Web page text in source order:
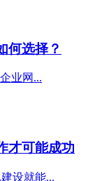
何选择？
业网...
才可能成功
设就能...